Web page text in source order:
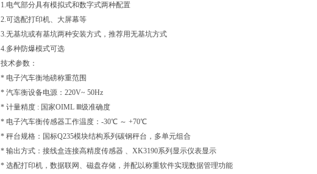
1.电气部分具有模拟式和数字式两种配置
2.可选配打印机、大屏幕等
3.无基坑或有基坑两种安装方式，推荐用无基坑方式
4.多种防爆模式可选
技术参数：
* 电子汽车衡地磅称重范围
* 汽车衡设备电源：220V~ 50Hz
* 计量精度 : 国家OIML Ⅲ级准确度
* 电子汽车衡传感器工作温度：-30℃ ～ +70℃
* 秤台规格：国标Q235模块结构系列碳钢秤台，多单元组合
* 输出方式：接线盒连接高精度传感器 、XK3190系列显示仪表显示
* 选配打印机，数据联网、磁盘存储，并配以称重软件实现数据管理功能